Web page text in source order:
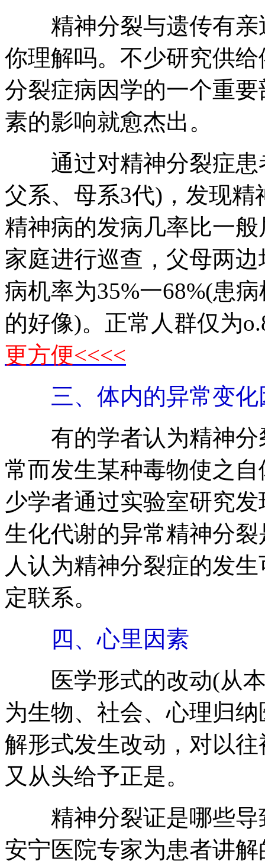
精神分裂与遗传有亲
你理解吗。不少研究供
分裂症病因学的一个重
素的影响就愈杰出。
通过对精神分裂症患
父系、母系3代)，发现
精神病的发病几率比一
家庭进行巡查，父母两
病机率为35%一68%(患
的好像)。正常人群仅为
更方便<<<<
三、体内的异常变化
有的学者认为精神分
常而发生某种毒物使之
少学者通过实验室研究
生化代谢的异常精神分
人认为精神分裂症的发
定联系。
四、心里因素
医学形式的改动(从本
为生物、社会、心理归
解形式发生改动，对以
又从头给予正是。
精神分裂证是哪些导
安宁医院专家为患者讲